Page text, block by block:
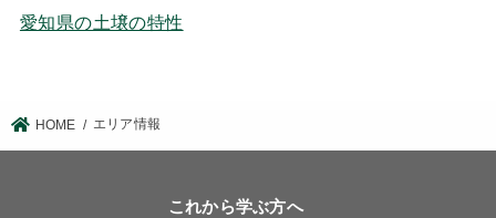
愛知県の土壌の特性
HOME エリア情報
これから学ぶ方へ